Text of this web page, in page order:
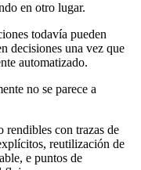
en otro lugar.
todavía pueden
decisiones una vez que
automatizado.
no se parece a
rendibles con trazas de
reutilización de
e puntos de